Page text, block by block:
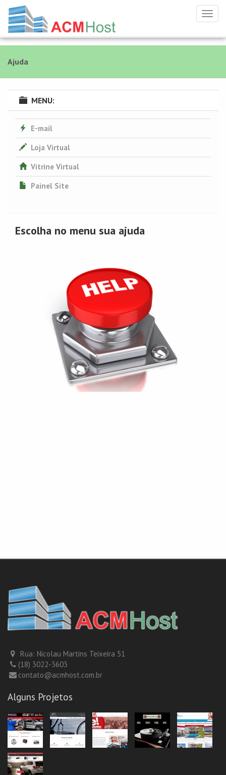
Ajuda
MENU:
E-mail
Loja Virtual
Vitrine Virtual
Painel Site
Escolha no menu sua ajuda
Rua: Nicolau Martins Teixeira 51
(18) 3022-3603
contato@acmhost.com.br
Alguns Projetos